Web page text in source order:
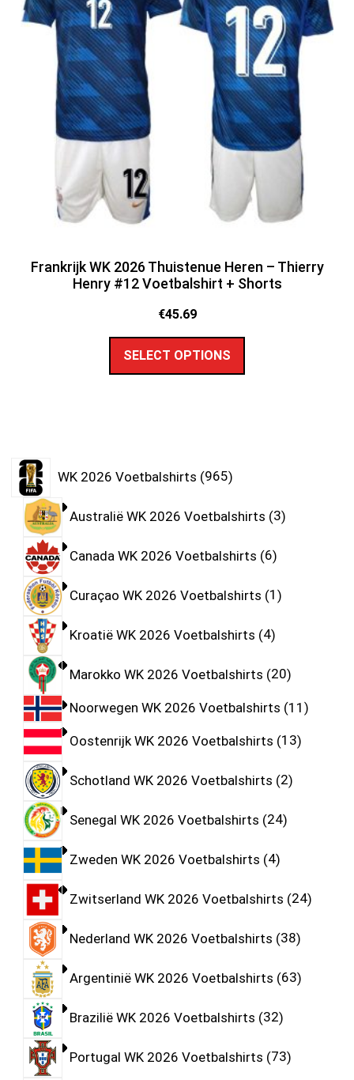
Frankrijk WK 2026 Thuistenue Heren – Thierry
Henry #12 Voetbalshirt + Shorts
€45.69
SELECT OPTIONS
WK 2026 Voetbalshirts 965
Australië WK 2026 Voetbalshirts 3
Canada WK 2026 Voetbalshirts 6
Curaçao WK 2026 Voetbalshirts 1
Kroatië WK 2026 Voetbalshirts 4
Marokko WK 2026 Voetbalshirts 20
Noorwegen WK 2026 Voetbalshirts 11
Oostenrijk WK 2026 Voetbalshirts 13
Schotland WK 2026 Voetbalshirts 2
Senegal WK 2026 Voetbalshirts 24
Zweden WK 2026 Voetbalshirts 4
Zwitserland WK 2026 Voetbalshirts 24
Nederland WK 2026 Voetbalshirts 38
Argentinië WK 2026 Voetbalshirts 63
Brazilië WK 2026 Voetbalshirts 32
Portugal WK 2026 Voetbalshirts 73